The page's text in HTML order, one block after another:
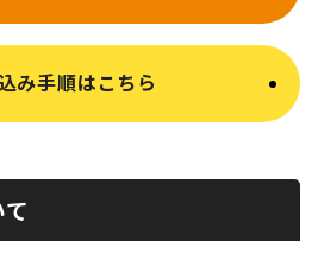
み手順はこちら